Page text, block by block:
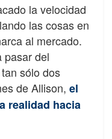
la velocidad
las cosas en
al mercado.
pasar del
sólo dos
de Allison, el
realidad hacia